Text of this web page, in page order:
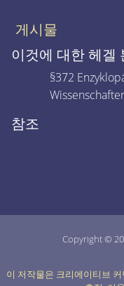
게시물
이것에 대한 헤겔
§372
참조
Copyright ©
이 저작물은 크리에이티브